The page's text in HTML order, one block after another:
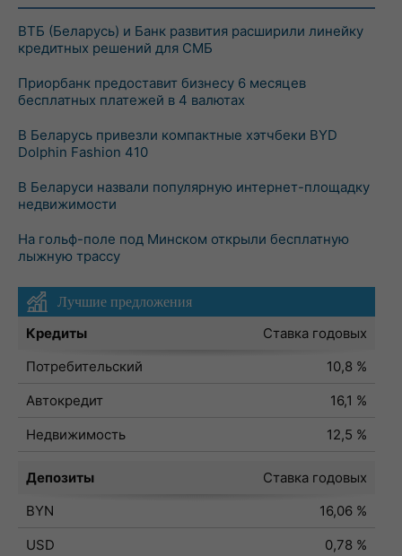
ВТБ (Беларусь) и Банк развития расширили линейку
кредитных решений для СМБ
Приорбанк предоставит бизнесу 6 месяцев
бесплатных платежей в 4 валютах
В Беларусь привезли компактные хэтчбеки BYD
Dolphin Fashion 410
В Беларуси назвали популярную интернет-площадку
недвижимости
На гольф-поле под Минском открыли бесплатную
лыжную трассу
Лучшие предложения
Кредиты
Ставка годовых
Потребительский
10,8 %
Автокредит
16,1 %
Недвижимость
12,5 %
Депозиты
Ставка годовых
BYN
16,06 %
USD
0,78 %